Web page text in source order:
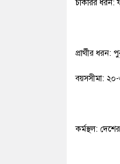
চাকরির ধরন:
প্রার্থীর ধরন:
বয়সসীমা:
কর্মস্থল: